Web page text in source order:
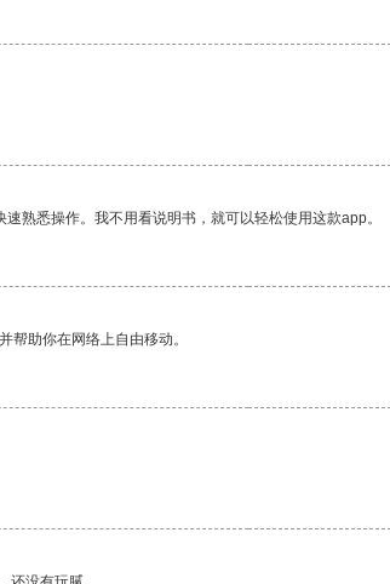
熟悉操作。我不用看说明书，就可以轻松使用这款app。
帮助你在网络上自由移动。